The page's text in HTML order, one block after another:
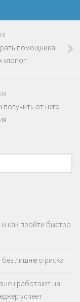
помощника
хлопот
от него
и как пройти быстро
лишнего риска
работают на
успеет